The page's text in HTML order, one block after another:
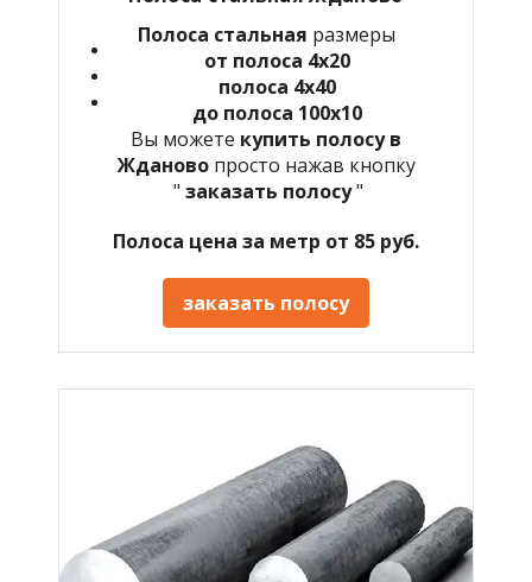
Полоса стальная размеры
от полоса 4х20
полоса 4х40
до полоса 100х10
Вы можете купить полосу в
Жданово просто нажав кнопку
" заказать полосу"
Полоса цена за метр от 85 руб.
заказать полосу